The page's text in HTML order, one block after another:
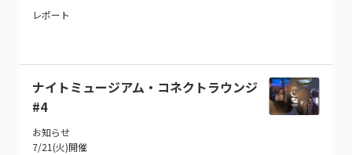
レポート
ナイトミュージアム・コネクトラウンジ
#4
お知らせ
7/21(火)開催